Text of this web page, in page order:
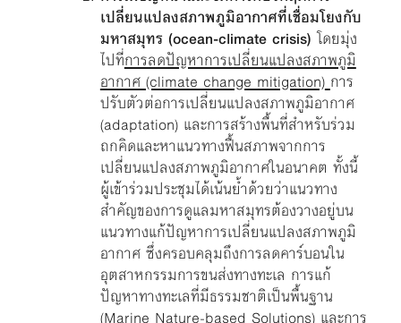
เปลี่ยนแปลงสภาพภูมิอากาศที่เชื่อมโยงกับ
มหาสมุทร (ocean-climate crisis) โดยมุ่ง
ไปที่การลดปัญหาการเปลี่ยนแปลงสภาพภูมิ
อากาศ (climate change mitigation) การ
ปรับตัวต่อการเปลี่ยนแปลงสภาพภูมิอากาศ
(adaptation) และการสร้างพื้นที่สำหรับร่วม
ถกคิดและหาแนวทางฟื้นสภาพจากการ
เปลี่ยนแปลงสภาพภูมิอากาศในอนาคต ทั้งนี้
ผู้เข้าร่วมประชุมได้เน้นย้ำด้วยว่าแนวทาง
สำคัญของการดูแลมหาสมุทรต้องวางอยู่บน
แนวทางแก้ปัญหาการเปลี่ยนแปลงสภาพภูมิ
อากาศ ซึ่งครอบคลุมถึงการลดคาร์บอนใน
อุตสาหกรรมการขนส่งทางทะเล การแก้
ปัญหาทางทะเลที่มีธรรมชาติเป็นพื้นฐาน